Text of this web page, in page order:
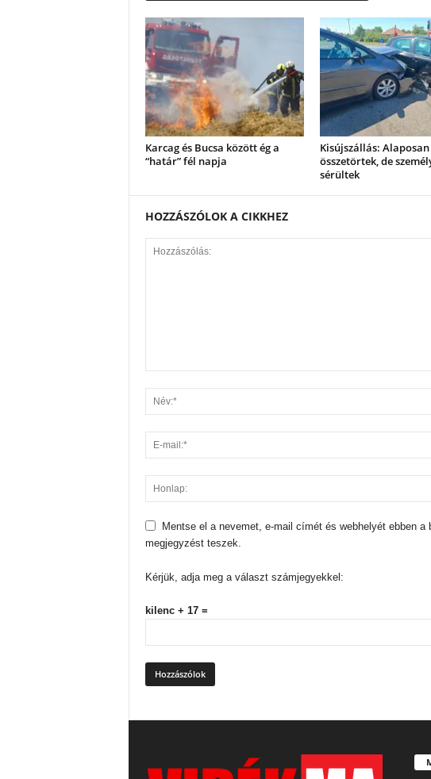
Karcag és Bucsa között ég a
“határ” fél napja
Kisújszállás: Alaposan
összetörtek, de
sérültek
HOZZÁSZÓLOK A CIKKHEZ
Mentse el a nevemet, e-mail címét és webhelyét ebben
megjegyzést teszek.
Kérjük, adja meg a választ számjegyekkel:
kilenc + 17 =